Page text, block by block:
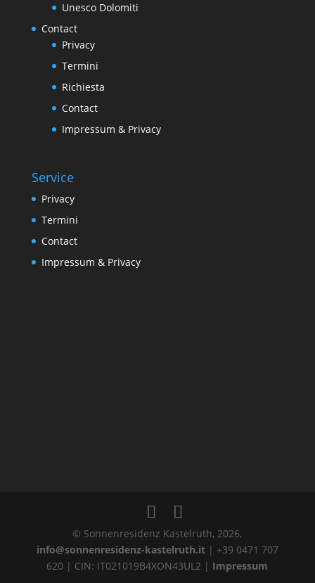
Unesco Dolomiti
Contact
Privacy
Termini
Richiesta
Contact
Impressum & Privacy
Service
Privacy
Termini
Contact
Impressum & Privacy
© Sonnenresidenz Kastelruth, 2026,
info@sonnenresidenz-kastelruth.it| +39 0471 707
620 | CIN: IT021019B4XON43UL2 | Impressum